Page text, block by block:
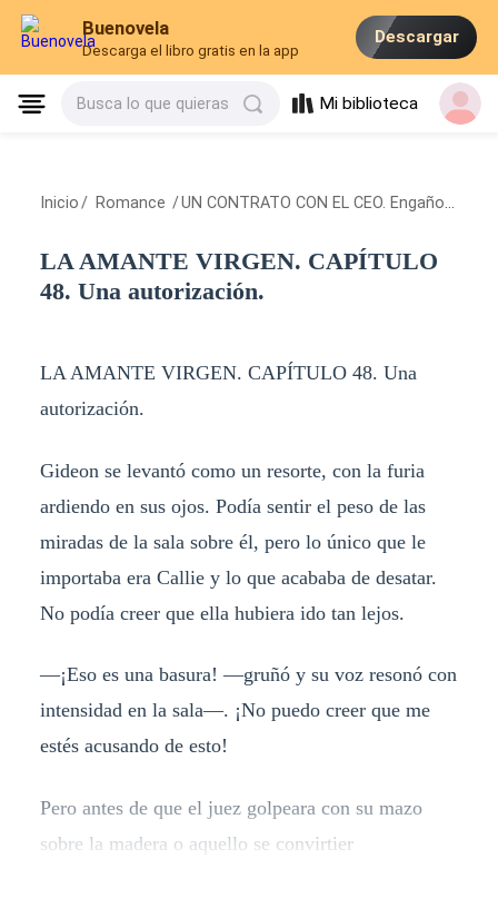
Buenovela
Descarga el libro gratis en la app
Descargar
Busca lo que quieras Mi biblioteca
Inicio / Romance /UN CONTRATO CON EL CEO. Engaños de Amor
LA AMANTE VIRGEN. CAPÍTULO
48. Una autorización.
LA AMANTE VIRGEN. CAPÍTULO 48. Una
autorización.
Gideon se levantó como un resorte, con la furia
ardiendo en sus ojos. Podía sentir el peso de las
miradas de la sala sobre él, pero lo único que le
importaba era Callie y lo que acababa de desatar.
No podía creer que ella hubiera ido tan lejos.
—¡Eso es una basura! —gruñó y su voz resonó con
intensidad en la sala—. ¡No puedo creer que me
estés acusando de esto!
Pero antes de que el juez golpeara con su mazo
sobre la madera o aquello se convirtier